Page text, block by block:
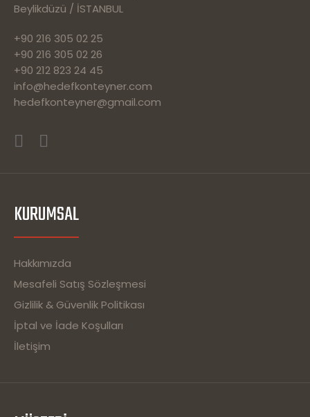
Beylikdüzü / İSTANBUL
+90 216 305 02 25
+90 216 305 02 26
+90 212 823 24 45
info@hedefkonteyner.com
hedefkonteyner@gmail.com
KURUMSAL
Hakkımızda
Mesafeli Satış Sözleşmesi
Gizlilik & Güvenlik Politikası
İptal ve İade Koşulları
İletişim